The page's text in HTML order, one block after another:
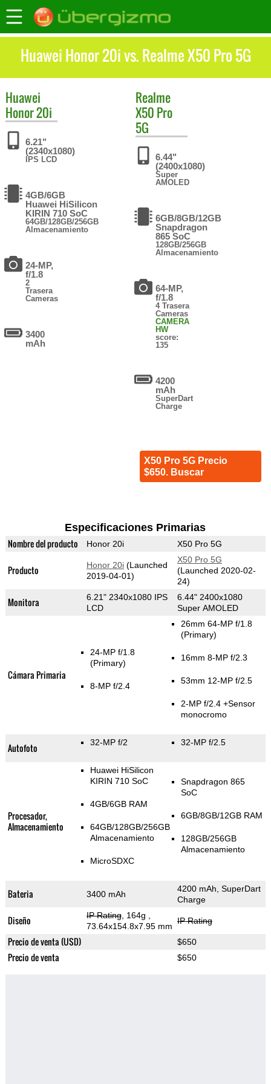
Huawei Honor 20i vs. Realme X50 Pro 5G
Huawei
Honor 20i
6.21"
(2340x1080)
IPS LCD
4GB/6GB
Huawei HiSilicon
KIRIN 710 SoC
64GB/128GB/256GB
Almacenamiento
24-MP,
f/1.8
2
Trasera
Cameras
3400
mAh
Realme
X50 Pro
5G
6.44"
(2400x1080)
Super
AMOLED
6GB/8GB/12GB
Snapdragon
865 SoC
128GB/256GB
Almacenamiento
64-MP,
f/1.8
4 Trasera
Cameras
CAMERA
HW
score:
135
4200
mAh
SuperDart
Charge
X50 Pro 5G Precio
$650. Buscar
Especificaciones Primarias
Nombre del producto Honor 20i X50 Pro 5G
Producto Honor 20i(Launched
2019-04-01)
X50 Pro 5G
(Launched 2020-02-
24)
Monitora
6.21" 2340x1080 IPS
LCD
6.44" 2400x1080
Super AMOLED
Cámara Primaria
24-MP f/1.8
(Primary)
8-MP f/2.4
26mm 64-MP f/1.8
(Primary)
16mm 8-MP f/2.3
53mm 12-MP f/2.5
2-MP f/2.4 +Sensor
monocromo
Autofoto 32-MP f/2 32-MP f/2.5
Procesador,
Almacenamiento
Huawei HiSilicon
KIRIN 710 SoC
4GB/6GB RAM
64GB/128GB/256GB
Almacenamiento
MicroSDXC
Snapdragon 865
SoC
6GB/8GB/12GB RAM
128GB/256GB
Almacenamiento
Bateria 3400 mAh
4200 mAh, SuperDart
Charge
Diseño IP Rating, 164g
73.64x154.8x7.95 mm
IP Rating
Precio de venta (USD) $650
Precio de venta $650